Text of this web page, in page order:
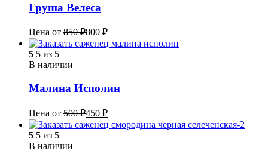
Груша Велеса
Цена от 850₽800 ₽
5 5 из 5
В наличии
Малина Исполин
Цена от 500₽450 ₽
5 5 из 5
В наличии